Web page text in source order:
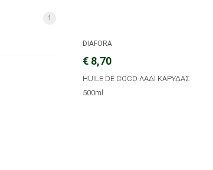
1
DIAFORA
€ 8,70
HUILE DE COCO ΛΑΔΙ ΚΑΡΥΔΑΣ
500ml